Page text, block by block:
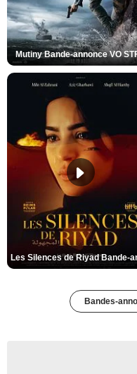
Mutiny Bande-annonce VO
Bandes-